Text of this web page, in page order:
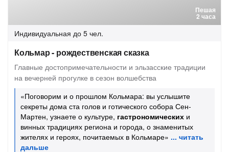
Пешая
2 часа
Индивидуальная до 5 чел.
Кольмар - рождественская сказка
Главные достопримечательности и эльзасские традиции
на вечерней прогулке в сезон волшебства
«Поговорим и о прошлом Кольмара: вы услышите
секреты дома ста голов и готического собора Сен-
Мартен, узнаете о культуре, гастрономических и
винных традициях региона и города, о знаменитых
жителях и героях, почитаемых в Кольмаре»